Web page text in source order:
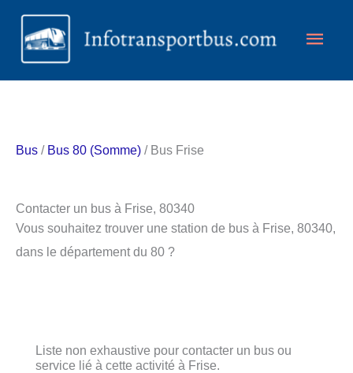
Aller
contenu
Bus / Bus 80 (Somme) / Bus Frise
Contacter un bus à Frise, 80340
Vous souhaitez trouver une station de bus à Frise, 80340,
dans le département du 80 ?
Liste non exhaustive pour contacter un bus ou
service lié à cette activité à Frise.